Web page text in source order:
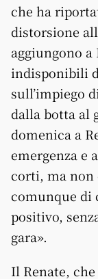
che ha
distorsione
aggiungono
indisponibili
sull’impiego
dalla botta al
domenica a
emergenza e
corti, ma non
comunque di
positivo,
gara».
Il Renate,